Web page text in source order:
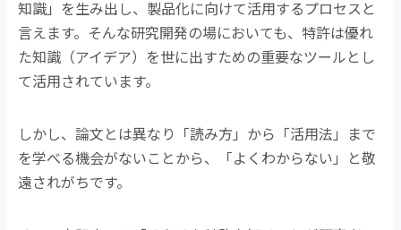
知識」を生み出し、製品化に向けて活用するプロセスと
言えます。そんな研究開発の場においても、特許は優れ
た知識（アイデア）を世に出すための重要なツールとし
て活用されています。
しかし、論文とは異なり「読み方」から「活用法」まで
を学べる機会がないことから、「よくわからない」と敬
遠されがちです。